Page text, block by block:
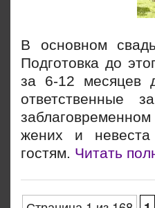
В основном
Подготовка до
за 6-12 месяцев
ответственные
жених и невеста
гостям. Читать